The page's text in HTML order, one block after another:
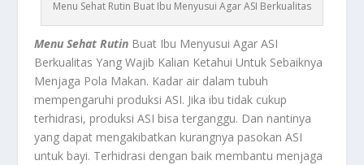
Menu Sehat Rutin Buat Ibu Menyusui Agar ASI Berkualitas
Menu Sehat Rutin Buat Ibu Menyusui Agar ASI
Berkualitas Yang Wajib Kalian Ketahui Untuk Sebaiknya
Menjaga Pola Makan. Kadar air dalam tubuh
mempengaruhi produksi ASI. Jika ibu tidak cukup
terhidrasi, produksi ASI bisa terganggu. Dan nantinya
yang dapat mengakibatkan kurangnya pasokan ASI
untuk bayi. Terhidrasi dengan baik membantu menjaga